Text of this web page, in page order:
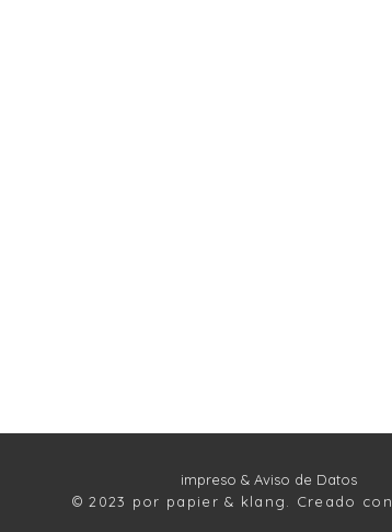
impreso & Aviso de Datos
© 2023 por papier & klang. Creado con